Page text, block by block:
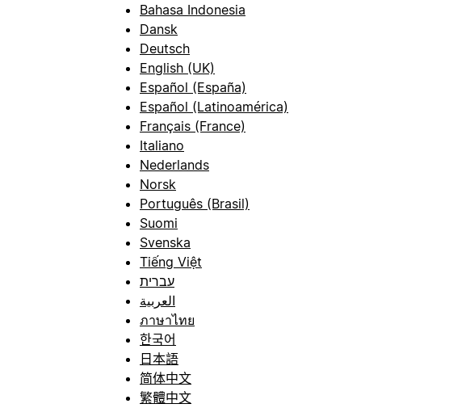
Bahasa Indonesia
Dansk
Deutsch
English (UK)
Español (España)
Español (Latinoamérica)
Français (France)
Italiano
Nederlands
Norsk
Português (Brasil)
Suomi
Svenska
Tiếng Việt
עברית
العربية
ภาษาไทย
한국어
日本語
简体中文
繁體中文